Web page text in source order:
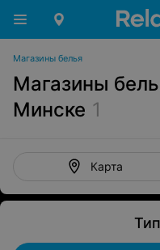
Магазины белья
Магазины
Минске 1
Карта